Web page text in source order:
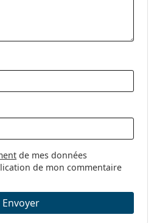
de mes données
de mon commentaire
Envoyer